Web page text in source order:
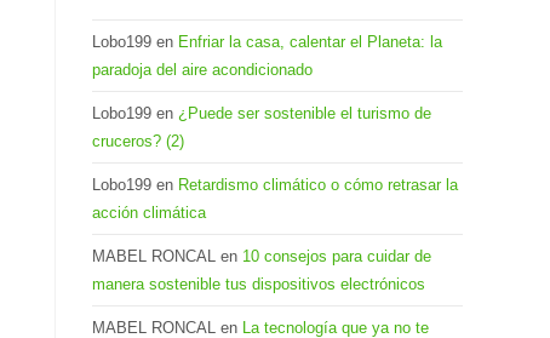
Lobo199 en Enfriar la casa, calentar el Planeta: la
paradoja del aire acondicionado
Lobo199 en ¿Puede ser sostenible el turismo de
cruceros? (2)
Lobo199 en Retardismo climático o cómo retrasar la
acción climática
MABEL RONCAL en 10 consejos para cuidar de
manera sostenible tus dispositivos electrónicos
MABEL RONCAL en La tecnología que ya no te